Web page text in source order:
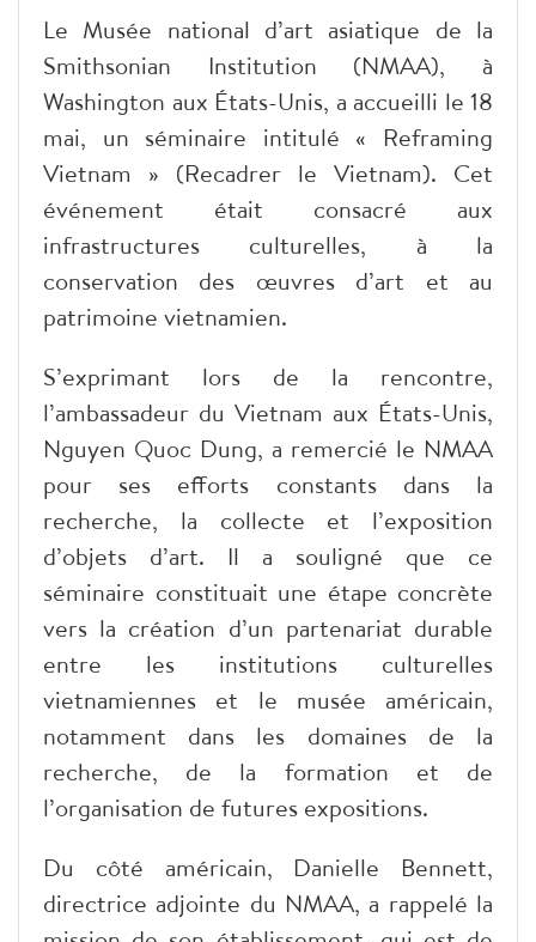
Le Musée national d’art asiatique de la
Smithsonian Institution (NMAA), à
Washington aux États-Unis, a accueilli le 18
mai, un séminaire intitulé « Reframing
Vietnam » (Recadrer le Vietnam). Cet
événement était consacré aux
infrastructures culturelles, à la
conservation des œuvres d’art et au
patrimoine vietnamien.
S’exprimant lors de la rencontre,
l’ambassadeur du Vietnam aux États-Unis,
Nguyen Quoc Dung, a remercié le NMAA
pour ses efforts constants dans la
recherche, la collecte et l’exposition
d’objets d’art. Il a souligné que ce
séminaire constituait une étape concrète
vers la création d’un partenariat durable
entre les institutions culturelles
vietnamiennes et le musée américain,
notamment dans les domaines de la
recherche, de la formation et de
l’organisation de futures expositions.
Du côté américain, Danielle Bennett,
directrice adjointe du NMAA, a rappelé la